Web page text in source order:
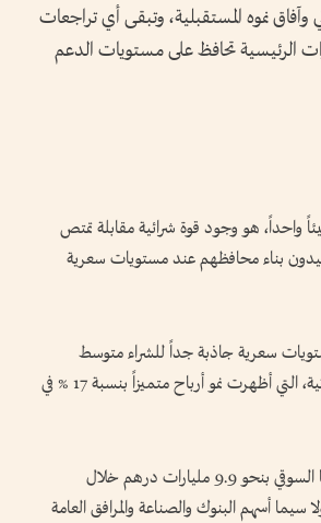
نموه المستقبلية، وتبقى أي تراجعات
الرئيسية تحافظ على مستويات الدعم
واحداً، هو وجود قوة شرائية مقابلة تمتص
بناء محافظهم عند مستويات سعرية
سعرية جاذبة جداً للشراء متوسط
وطويل الأجل، خصوصاً مع القوة التشغيلية الهائلة للشركات الإماراتية، التي أظهرت نمو أرباح متميزاً بنسبة 17 % في
ونجحت أسواق الأسهم المحلية في تحقيق مكاسب تضاف إلى رأسمالها السوقي بنحو 9.9 مليارات درهم خلال
سيما أسهم البنوك والصناعة والمرافق العامة